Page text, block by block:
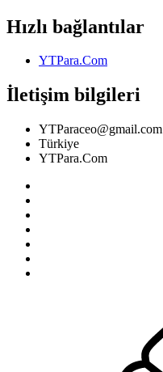
Hızlı bağlantılar
YTPara.Com
İletişim bilgileri
YTParaceo@gmail.com
Türkiye
YTPara.Com